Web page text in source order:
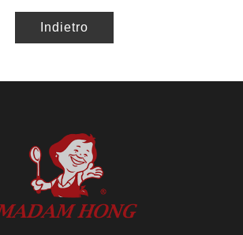
Indietro